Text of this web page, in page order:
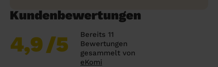
Kundenbewertungen
4,9/5
Bereits 11
Bewertungen
gesammelt von
eKomi